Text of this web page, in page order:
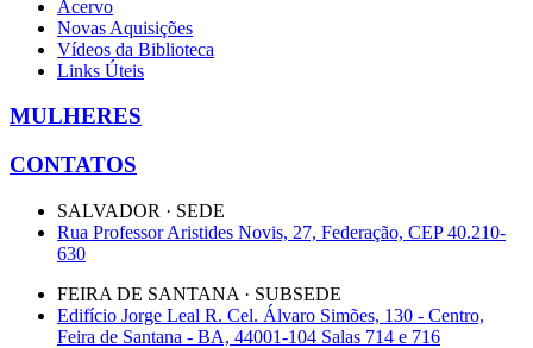
Acervo
Novas Aquisições
Vídeos da Biblioteca
Links Úteis
MULHERES
CONTATOS
SALVADOR · SEDE
Rua Professor Aristides Novis, 27, Federação, CEP 40.210-
630
FEIRA DE SANTANA · SUBSEDE
Edifício Jorge Leal R. Cel. Álvaro Simões, 130 - Centro,
Feira de Santana - BA, 44001-104 Salas 714 e 716